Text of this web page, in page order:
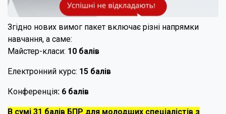
Згідно нових вимог пакет включає різні напрямки
навчання, а саме:
Майстер-класи: 10 балів
Електронний курс: 15 балів
Конференція: 6 балів
В сумі 31 балів БПР для молодших спеціалістів з